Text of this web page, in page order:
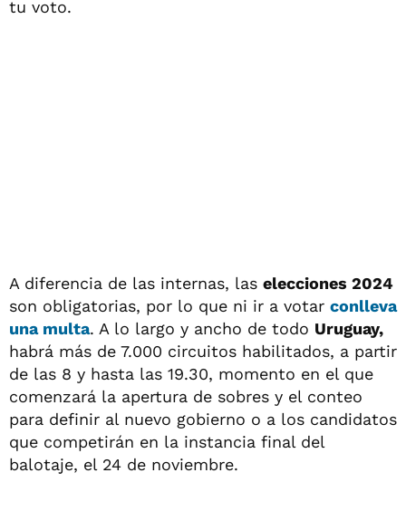
tu voto.
A diferencia de las internas, las elecciones 2024
son obligatorias, por lo que ni ir a votar conlleva
una multa. A lo largo y ancho de todo Uruguay,
habrá más de 7.000 circuitos habilitados, a partir
de las 8 y hasta las 19.30, momento en el que
comenzará la apertura de sobres y el conteo
para definir al nuevo gobierno o a los candidatos
que competirán en la instancia final del
balotaje, el 24 de noviembre.